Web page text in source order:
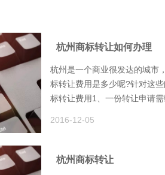
杭州商标转让如何办理
杭州是一个商业很发达的城市
标转让费用是多少呢?针对这
标转让费用1、一份转让申请
2016-12-05
杭州商标转让